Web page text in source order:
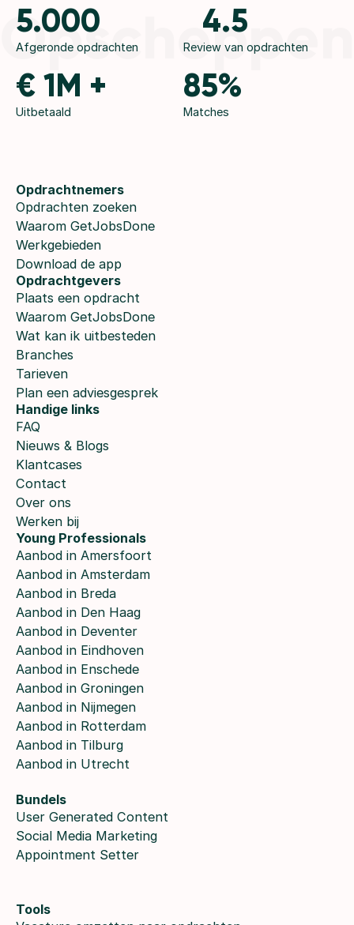
Opscheppen
5.000
Afgeronde opdrachten
4.5
Review van opdrachten
€ 1M +
Uitbetaald
85%
Matches
Opdrachtnemers
Opdrachten zoeken
Waarom GetJobsDone
Werkgebieden
Download de app
Opdrachtgevers
Plaats een opdracht
Waarom GetJobsDone
Wat kan ik uitbesteden
Branches
Tarieven
Plan een adviesgesprek
Handige links
FAQ
Nieuws & Blogs
Klantcases
Contact
Over ons
Werken bij
Young Professionals
Aanbod in Amersfoort
Aanbod in Amsterdam
Aanbod in Breda
Aanbod in Den Haag
Aanbod in Deventer
Aanbod in Eindhoven
Aanbod in Enschede
Aanbod in Groningen
Aanbod in Nijmegen
Aanbod in Rotterdam
Aanbod in Tilburg
Aanbod in Utrecht
Bundels
User Generated Content
Social Media Marketing
Appointment Setter
Tools